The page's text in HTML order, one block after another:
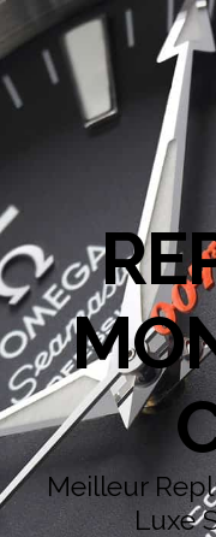
Meilleur
Luxe